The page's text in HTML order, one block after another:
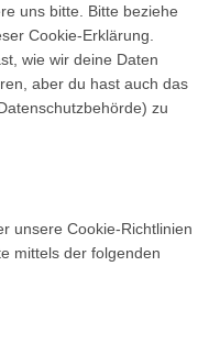
uns bitte. Bitte beziehe
Cookie-Erklärung.
wie wir deine Daten
aber du hast auch das
zu
unsere Cookie-Richtlinien
mittels der folgenden